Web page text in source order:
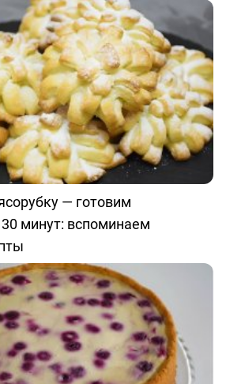
— готовим
минут: вспоминаем